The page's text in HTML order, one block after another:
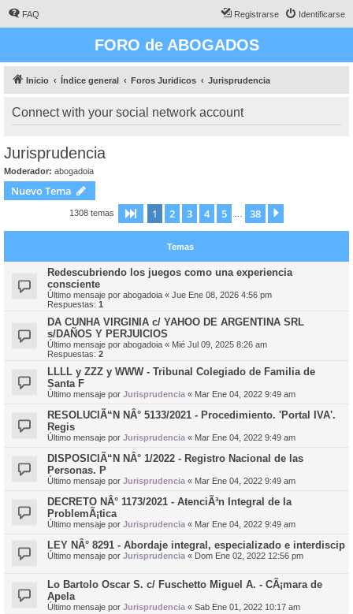
FAQ Identificarse
Registrarse
FORO de ABOGADOS
Inicio Índice general Foros Juridicos Jurisprudencia
Connect with your social network account
Jurisprudencia
Moderador: abogadoia
Nuevo Tema
1308 temas Página de 38
1 2 3 4 5 38
Temas
Redescubriendo los juegos como una experiencia
consciente
Último mensaje por abogadoia « Jue Ene 08, 2026 4:56 pm
Respuestas: 1
DA CUNHA VIRGINIA c/ YAHOO DE ARGENTINA SRL
s/DAÑOS Y PERJUICIOS
Último mensaje por abogadoia « Mié Jul 09, 2025 8:26 am
Respuestas: 2
LLLL y ZZZ y WWW - Tribunal Colegiado de Familia de
Santa F
Último mensaje por Jurisprudencia « Mar Ene 04, 2022 9:49 am
RESOLUCIÃ“N NÂ° 5133/2021 - Procedimiento. 'Portal IVA'.
Regis
Último mensaje por Jurisprudencia « Mar Ene 04, 2022 9:49 am
DISPOSICIÃ“N NÂ° 1/2022 - Registro Nacional de las
Personas. P
Último mensaje por Jurisprudencia « Mar Ene 04, 2022 9:49 am
DECRETO NÂ° 1173/2021 - AtenciÃ³n Integral de la
ProblemÃ¡tica
Último mensaje por Jurisprudencia « Mar Ene 04, 2022 9:49 am
LEY NÂ° 8291 - Abordaje integral, especializado e interdiscip
Último mensaje por Jurisprudencia « Dom Ene 02, 2022 12:56 pm
Lo Bartolo Oscar S. c/ Fuschetto Miguel A. - CÃ¡mara de
Apela
Último mensaje por Jurisprudencia « Sab Ene 01, 2022 10:17 am